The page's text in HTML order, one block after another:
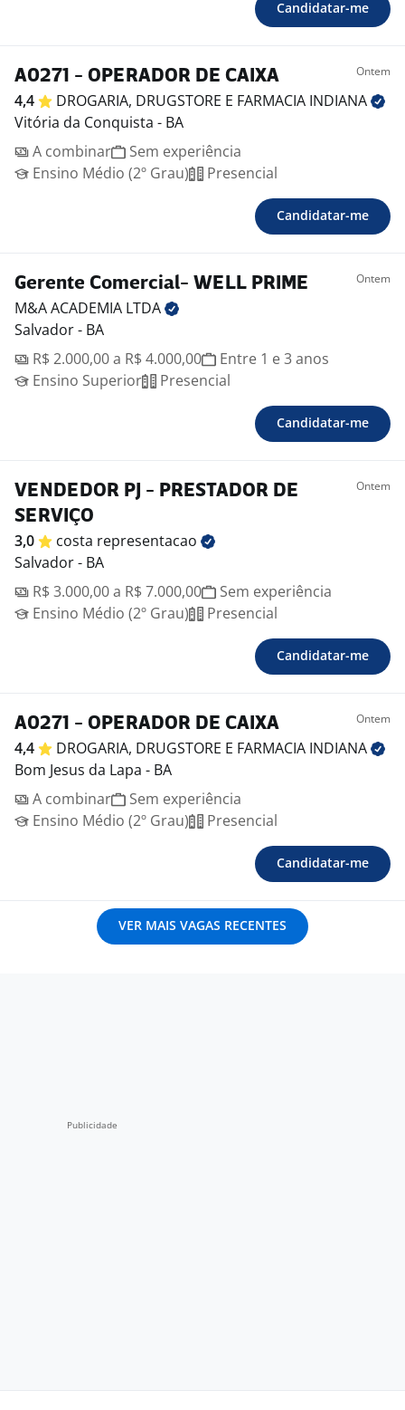
Candidatar-me
A0271 - OPERADOR DE CAIXA Ontem
4,4 DROGARIA, DRUGSTORE E FARMACIA INDIANA
Vitória da Conquista - BA
A combinar
Sem experiência
Ensino Médio (2º Grau)
Presencial
Candidatar-me
Gerente Comercial- WELL PRIME Ontem
M&A ACADEMIA LTDA
Salvador - BA
R$ 2.000,00 a R$ 4.000,00
Entre 1 e 3 anos
Ensino Superior
Presencial
Candidatar-me
VENDEDOR PJ - PRESTADOR DE
SERVIÇO
Ontem
3,0 costa representacao
Salvador - BA
R$ 3.000,00 a R$ 7.000,00
Sem experiência
Ensino Médio (2º Grau)
Presencial
Candidatar-me
A0271 - OPERADOR DE CAIXA Ontem
4,4 DROGARIA, DRUGSTORE E FARMACIA INDIANA
Bom Jesus da Lapa - BA
A combinar
Sem experiência
Ensino Médio (2º Grau)
Presencial
Candidatar-me
VER MAIS VAGAS RECENTES